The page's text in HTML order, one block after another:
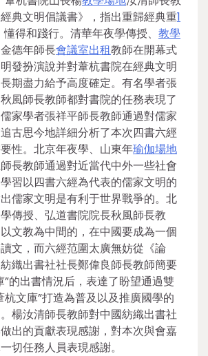
典文明倡議書》，指出重歸經典重1
得和踐行。清華年夜學傳授、 教學
德年師長會議室出租教師在開幕式
發扮演說并對葦杭書院在經典文明
期盡力給予高度確定。有名學者張
風師長教師都對書院的任務表現了
家學者張祥平師長教師通過對儒家
古思今地詳細分析了本次四書六經
性。北京年夜學、山東年瑜伽場地
長教師通過對近當代中外一些社會
習以四書六經為代表的儒家文明的
儒家文明是有利于世界戰爭的。北
傳授、弘道書院院長秋風師長教
文教為中間的，在中國要成為一個
文，而六經范圍太廣無妨從《論
織出書社社長鄭偉良師長教師簡要
”的出書情況后，表達了盼望通過雙
杭文庫”打造為普及以及推廣國學的
楊汝清師長教師對中國紡織出書社
出的貢獻表現感謝，對本次與會嘉
切任務人員表現感謝。